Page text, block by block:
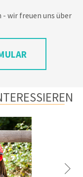
- wir freuen uns über